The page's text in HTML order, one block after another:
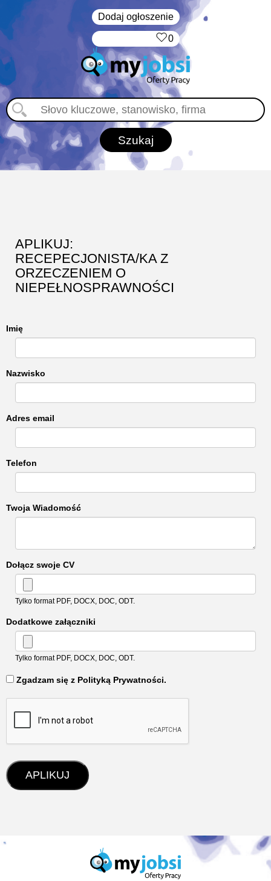
Dodaj ogłoszenie
0
APLIKUJ:
RECEPECJONISTA/KA Z
ORZECZENIEM O
NIEPEŁNOSPRAWNOŚCI
Imię
Nazwisko
Adres email
Telefon
Twoja Wiadomość
Dołącz swoje CV
Tylko format PDF, DOCX, DOC, ODT.
Dodatkowe załączniki
Tylko format PDF, DOCX, DOC, ODT.
‏‏‎ ‎Zgadzam się z Polityką Prywatności.